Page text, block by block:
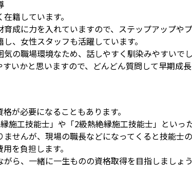
籍しています。
成に力を入れていますので、ステップアップや
、女性スタッフも活躍しています。
の職場環境なため、話しやすく馴染みやすいでし
いかと思いますので、どんどん質問して早期成長
が必要になることもあります。
施工技能士」や「2級熱絶縁施工技能士」といっ
せんが、現場の職長などになってくると技能士
を負担します。
ら、一緒に一生ものの資格取得を目指しましょう